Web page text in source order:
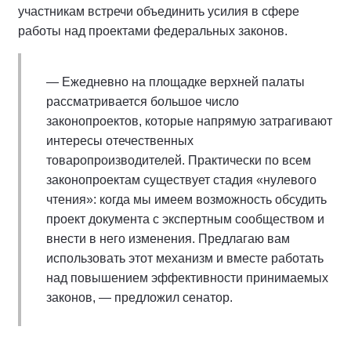
участникам встречи объединить усилия в сфере
работы над проектами федеральных законов.
— Ежедневно на площадке верхней палаты
рассматривается большое число
законопроектов, которые напрямую затрагивают
интересы отечественных
товаропроизводителей. Практически по всем
законопроектам существует стадия «нулевого
чтения»: когда мы имеем возможность обсудить
проект документа с экспертным сообществом и
внести в него изменения. Предлагаю вам
использовать этот механизм и вместе работать
над повышением эффективности принимаемых
законов, — предложил сенатор.